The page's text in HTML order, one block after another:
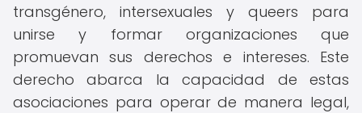
transgénero, intersexuales y queers para
unirse y formar organizaciones que
promuevan sus derechos e intereses. Este
derecho abarca la capacidad de estas
asociaciones para operar de manera legal,